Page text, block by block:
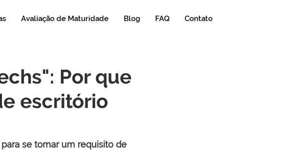
Avaliação de Maturidade Blog FAQ Contato
Por que
escritório
se tornar um requisito de